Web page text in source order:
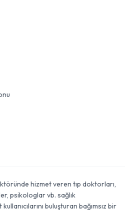
hizmet veren tıp doktorları,
psikologlar vb. sağlık
buluşturan bağımsız bir